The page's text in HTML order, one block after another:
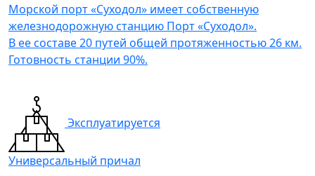
Морской порт «Суходол» имеет собственную
железнодорожную станцию Порт «Суходол».
В ее составе 20 путей общей протяженностью 26 км.
Готовность станции 90%.
Эксплуатируется
Универсальный причал